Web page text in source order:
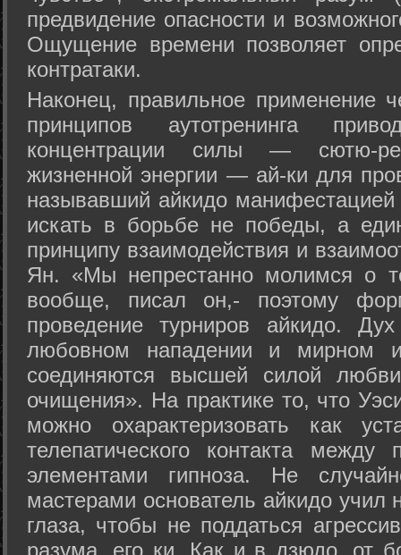
предвидение опасности и
Ощущение времени позволяет
контратаки.
Наконец, правильное применение
принципов аутотренинга
концентрации силы — сютю-
жизненной энергии — ай-ки для
называвший айкидо
искать в борьбе не победы, а
принципу взаимодействия и
Ян. «Мы непрестанно молимся о
вообще, писал он,- поэтому
проведение турниров айкидо.
любовном нападении и мирном
соединяются высшей силой
очищения». На практике то, что
можно охарактеризовать как
телепатического контакта между
элементами гипноза. Не
мастерами основатель айкидо учил
глаза, чтобы не поддаться
разума, его ки. Как и в дзюдо, от